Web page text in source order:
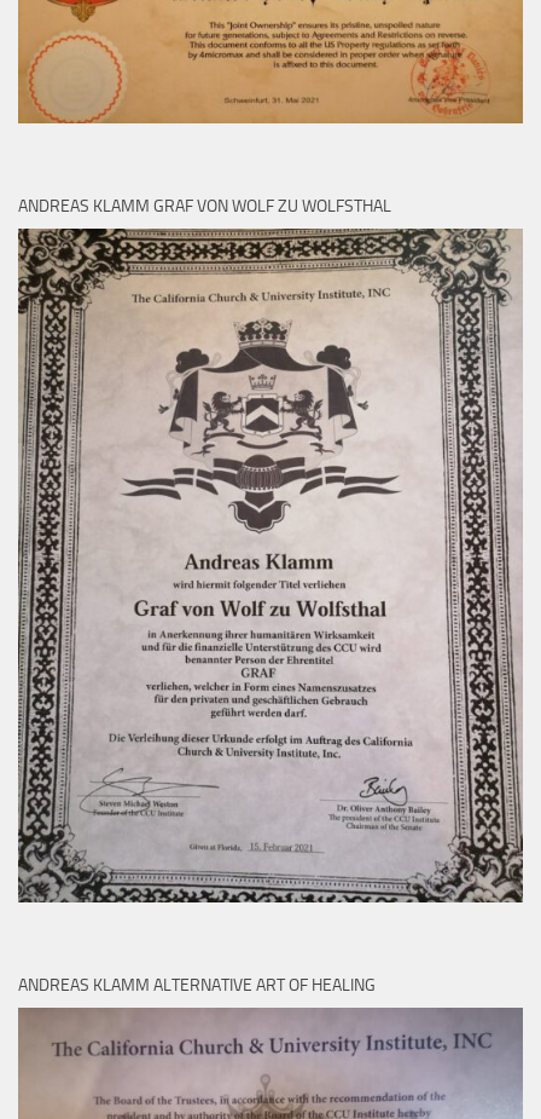
ANDREAS KLAMM GRAF VON WOLF ZU WOLFSTHAL
ANDREAS KLAMM ALTERNATIVE ART OF HEALING